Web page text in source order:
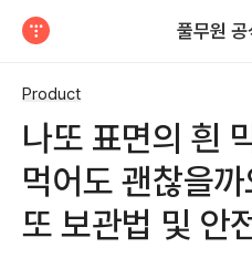
풀무원
Product
나또 표면의 흰
먹어도 괜찮을
또 보관법 및 안